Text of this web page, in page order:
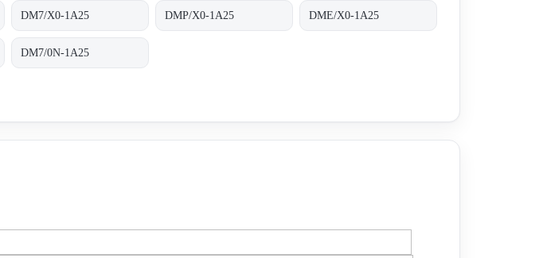
DM7/X0-1A25 DMP/X0-1A25 DME/X0-1A25
DM7/0N-1A25